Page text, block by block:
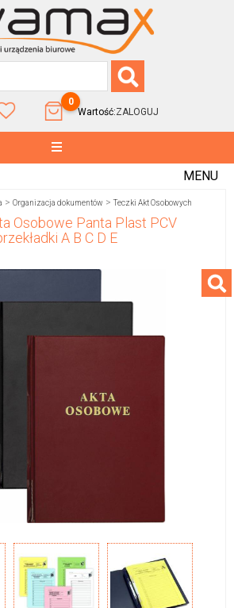
0
Wartość:ZALOGUJ
MENU
> Organizacja dokumentów >Teczki Akt Osobowych
Osobowe Panta Plast PCV
A B C D E